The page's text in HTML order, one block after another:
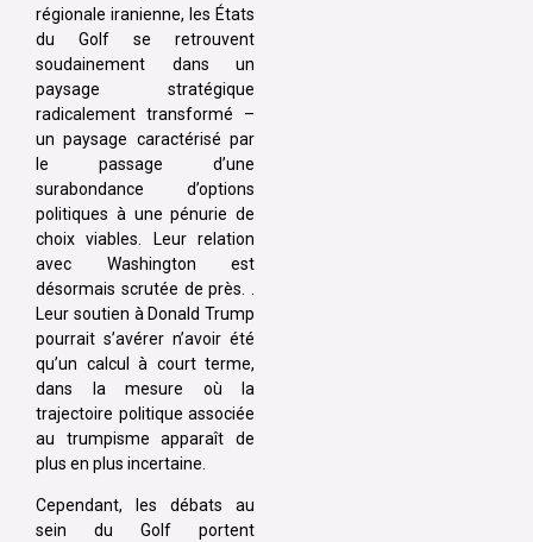
régionale iranienne, les États
du Golf se retrouvent
soudainement dans un
paysage stratégique
radicalement transformé –
un paysage caractérisé par
le passage d’une
surabondance d’options
politiques à une pénurie de
choix viables. Leur relation
avec Washington est
désormais scrutée de près. .
Leur soutien à Donald Trump
pourrait s’avérer n’avoir été
qu’un calcul à court terme,
dans la mesure où la
trajectoire politique associée
au trumpisme apparaît de
plus en plus incertaine.
Cependant, les débats au
sein du Golf portent